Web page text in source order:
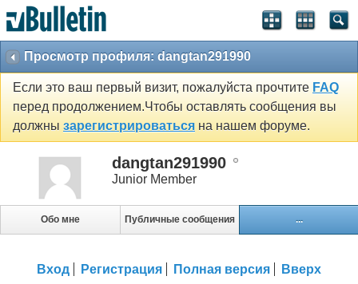
Просмотр профиля: dangtan291990
Если это ваш первый визит, пожалуйста прочтите FAQ
перед продолжением.Чтобы оставлять сообщения вы
должны зарегистрироваться на нашем форуме.
dangtan291990
Junior Member
Обо мне Публичные сообщения ...
Вход Регистрация Полная версия Вверх